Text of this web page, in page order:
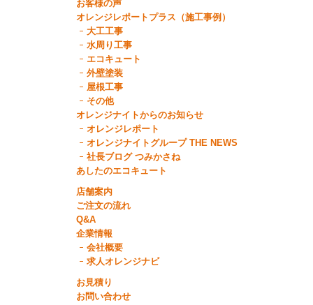
お客様の声
オレンジレポートプラス（施工事例）
大工工事
水周り工事
エコキュート
外壁塗装
屋根工事
その他
オレンジナイトからのお知らせ
オレンジレポート
オレンジナイトグループ THE NEWS
社長ブログ つみかさね
あしたのエコキュート
店舗案内
ご注文の流れ
Q&A
企業情報
会社概要
求人オレンジナビ
お見積り
お問い合わせ